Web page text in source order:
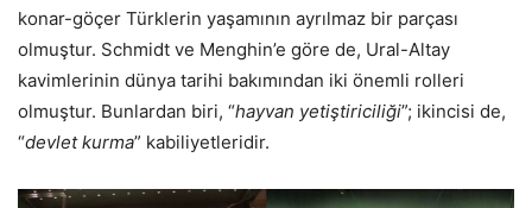
konar-göçer Türklerin yaşamının ayrılmaz bir parçası
olmuştur. Schmidt ve Menghin’e göre de, Ural-Altay
kavimlerinin dünya tarihi bakımından iki önemli rolleri
olmuştur. Bunlardan biri, “hayvan yetiştiriciliği”; ikincisi de,
“devlet kurma” kabiliyetleridir.